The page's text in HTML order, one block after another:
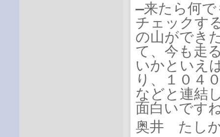
―来たら何
チェックす
の山ができ
て、今も走
いかといえ
り、１０４
などと連結
面白いです
奥井 たし